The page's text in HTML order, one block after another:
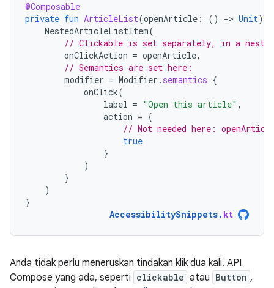
@Composable
private fun ArticleList(openArticle : () -> Unit)
NestedArticleListItem(
// Clickable is set separately, in a
onClickAction = openArticle,
// Semantics are set here:
modifier = Modifier . semantics {
onClick(
label = "Open this article" ,
action = {
// Not needed here:
true
}
)
}
)
}
AccessibilitySnippets. kt
Anda tidak perlu meneruskan tindakan klik dua kali. API
Compose yang ada, seperti clickable atau Button ,